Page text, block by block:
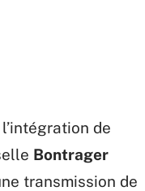
de
Bontrager
transmission de